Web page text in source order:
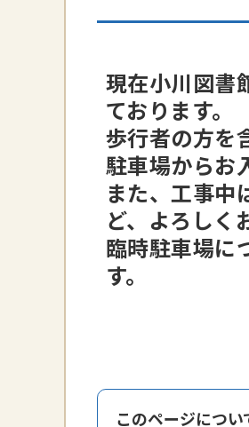
現在小川図書
ております。
歩行者の方を
駐車場からお
また、工事中
ど、よろしく
臨時駐車場に
す。
このページにつ